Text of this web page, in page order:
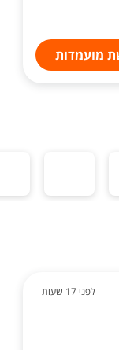
מועמדות
לפני 17 שעות